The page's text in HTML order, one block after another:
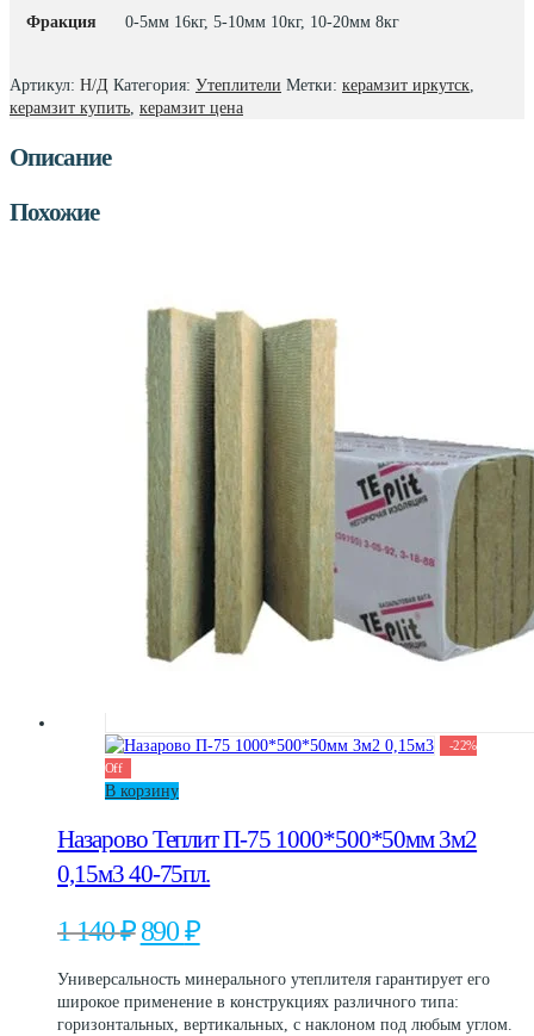
Фракция 0-5мм 16кг, 5-10мм 10кг, 10-20мм 8кг
Артикул: Н/Д Категория: Утеплители Метки: керамзит иркутск,
керамзит купить, керамзит цена
Описание
Похожие
-22%
Off
В корзину
Назарово Теплит П-75 1000*500*50мм 3м2
0,15м3 40-75пл.
1 140₽ Первоначальная
цена
1
140 ₽.
890₽Текущая
цена:
Универсальность минерального утеплителя гарантирует его
широкое применение в конструкциях различного типа:
горизонтальных, вертикальных, с наклоном под любым углом.